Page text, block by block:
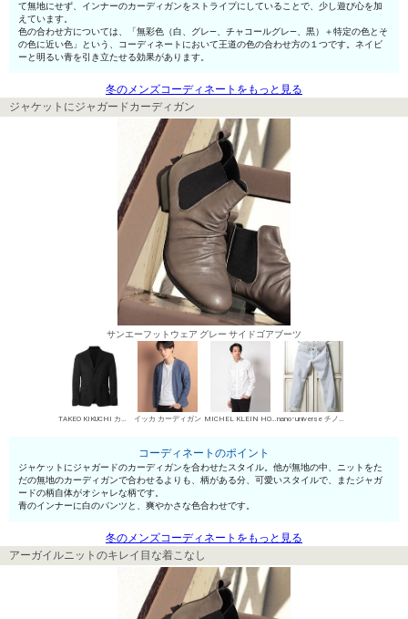
て無地にせず、インナーのカーディガンをストライプにしていることで、少し遊び心を加
えています。
色の合わせ方については、「無彩色（白、グレ—、チャコールグレ—、黒）＋特定の色とそ
の色に近い色」という、コーディネートにおいて王道の色の合わせ方の１つです。ネイビ
ーと明るい青を引き立たせる効果があります。
冬のメンズコーディネートをもっと見る
ジャケットにジャガードカーディガン
サンエーフットウェア グレー サイドゴアブーツ
TAKEO KIKUCHI カジュアルジャケット イッカ カーディガン MICHEL KLEIN HOMME シャツ nano･universe チノパン・綿パン
コーディネートのポイント
ジャケットにジャガードのカーディガンを合わせたスタイル。他が無地の中、ニットをた
だの無地のカーディガンで合わせるよりも、柄がある分、可愛いスタイルで、またジャガ
ードの柄自体がオシャレな柄です。
青のインナーに白のパンツと、爽やかさな色合わせです。
冬のメンズコーディネートをもっと見る
アーガイルニットのキレイ目な着こなし